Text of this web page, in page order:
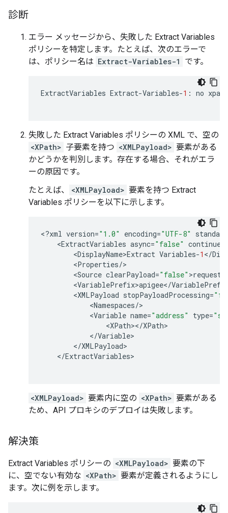
診断
エラー メッセージから、失敗した Extract Variables
ポリシーを特定します。たとえば、次のエラーで
は、ポリシー名は Extract-Variables-1 です。
ExtractVariables Extract-Variables-1 : no
失敗した Extract Variables ポリシーの XML で、空の
<XPath> 子要素を持つ <XMLPayload> 要素がある
かどうかを判別します。存在する場合、それがエラ
ーの原因です。
たとえば、
<XMLPayload> 要素を持つ Extract
Variables ポリシーを以下に示します。
<?xml version="1.0" encoding="UTF-8"
<ExtractVariables async="false"
<DisplayName>Extract Variables-1 </
<Properties/
<Source clearPayload="false" >request
<VariablePrefix>apigee</
<XMLPayload stopPayloadProcessing=
<Namespaces/
<Variable name="address" type=
<XPath></XPath
</Variable
</XMLPayload
</ExtractVariables
<XMLPayload> 要素内に空の <XPath> 要素がある
ため、API プロキシのデプロイは失敗します。
解決策
Extract Variables ポリシーの <XMLPayload> 要素の下
に、空でない有効な <XPath> 要素が定義されるようにし
ます。次に例を示します。